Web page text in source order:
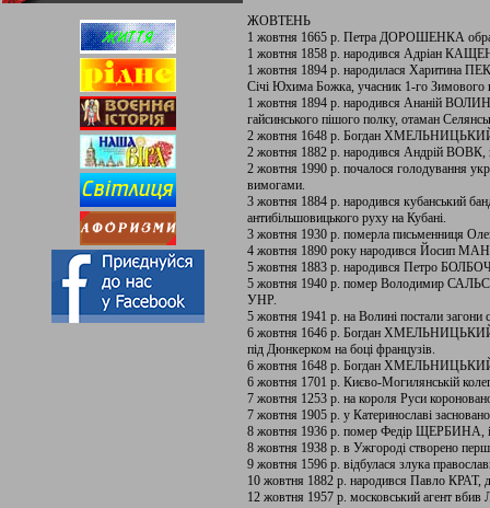
ЖОВТЕНЬ
1 жовтня 1665 р. Петра ДОРОШЕНКА
1 жовтня 1858 р. народився Адріан
1 жовтня 1894 р. народилася Харитина
Січі Юхима Божка, учасник 1-го
1 жовтня 1894 р. народився Ананій
гайсинського пішого полку, отаман
2 жовтня 1648 р. Богдан ХМЕЛЬНИЦЬКИЙ
2 жовтня 1882 р. народився Андрій ВОВК,
2 жовтня 1990 р. почалося голодування
вимогами.
3 жовтня 1884 р. народився кубанський
антибільшовицького руху на Кубані.
3 жовтня 1930 р. померла письменниця
4 жовтня 1890 року народився Йосип
5 жовтня 1883 р. народився Петро
5 жовтня 1940 р. помер Володимир
УНР.
5 жовтня 1941 р. на Волині постали
6 жовтня 1646 р. Богдан ХМЕЛЬНИЦЬКИЙ
під Дюнкерком на боці французів.
6 жовтня 1648 р. Богдан ХМЕЛЬНИЦЬКИЙ,
6 жовтня 1701 р. Києво-Могилянській
7 жовтня 1253 р. на короля Руси
7 жовтня 1905 р. у Катеринославі
8 жовтня 1936 р. помер Федір ЩЕРБИНА,
8 жовтня 1938 р. в Ужгороді створено
9 жовтня 1596 р. відбулася злука
10 жовтня 1882 р. народився Павло КРАТ,
12 жовтня 1957 р. московський агент вбив